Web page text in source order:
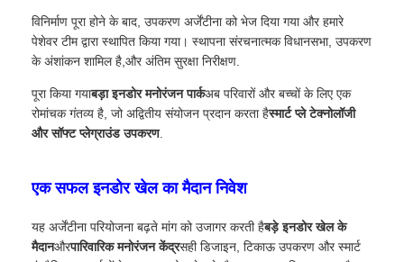
विनिर्माण पूरा होने के बाद, उपकरण अर्जेंटीना को भेज दिया गया और हमारे
पेशेवर टीम द्वारा स्थापित किया गया। स्थापना संरचनात्मक विधानसभा, उपकरण
के अंशांकन शामिल है,और अंतिम सुरक्षा निरीक्षण.
पूरा किया गयाबड़ा इनडोर मनोरंजन पार्कअब परिवारों और बच्चों के लिए एक
रोमांचक गंतव्य है, जो अद्वितीय संयोजन प्रदान करता हैस्मार्ट प्ले टेक्नोलॉजी
और सॉफ्ट प्लेग्राउंड उपकरण.
एक सफल इनडोर खेल का मैदान निवेश
यह अर्जेंटीना परियोजना बढ़ते मांग को उजागर करती हैबड़े इनडोर खेल के
मैदानऔरपारिवारिक मनोरंजन केंद्रसही डिजाइन, टिकाऊ उपकरण और स्मार्ट